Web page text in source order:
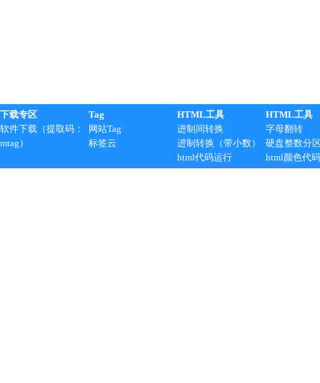
下载专区
软件下载（提取码：
mtag）
Tag
网站Tag
标签云
HTML工具
进制间转换
进制转换（带小数）
html代码运行
HTML工具
字母翻转
硬盘整数分
html颜色代码